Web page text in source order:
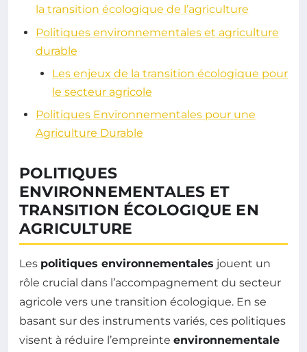
la transition écologique de l’agriculture
Politiques environnementales et agriculture
durable
Les enjeux de la transition écologique pour
le secteur agricole
Politiques Environnementales pour une
Agriculture Durable
POLITIQUES
ENVIRONNEMENTALES ET
TRANSITION ÉCOLOGIQUE EN
AGRICULTURE
Les politiques environnementales jouent un
rôle crucial dans l’accompagnement du secteur
agricole vers une transition écologique. En se
basant sur des instruments variés, ces politiques
visent à réduire l’empreinte environnementale